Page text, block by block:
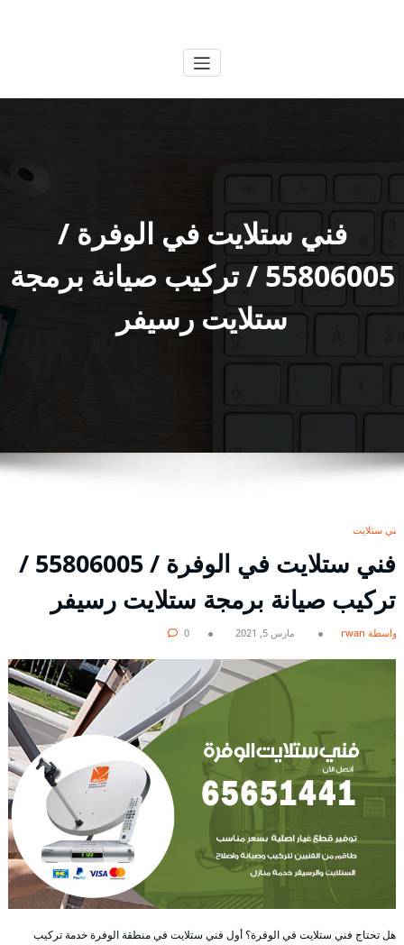
فني ستلايت في الوفرة /
55806005 / تركيب صيانة برمجة
ستلايت رسيفر
فني ستلايت
فني ستلايت في الوفرة / 55806005 /
تركيب صيانة برمجة ستلايت رسيفر
بواسطة rwan مارس 5, 2021 0
هل تحتاج فني ستلايت في الوفرة؟ أول فني ستلايت في منطقة الوفرة خدمة تركيب